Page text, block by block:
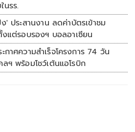
นรร.
' ประสานงาน ลดค่าบัตรเข้าชม
แต่รอบรองฯ บอลอาเซียน
กาศความสำเร็จโครงการ 74 วัน
ฯ พร้อมโชว์เต้นแอโรบิก